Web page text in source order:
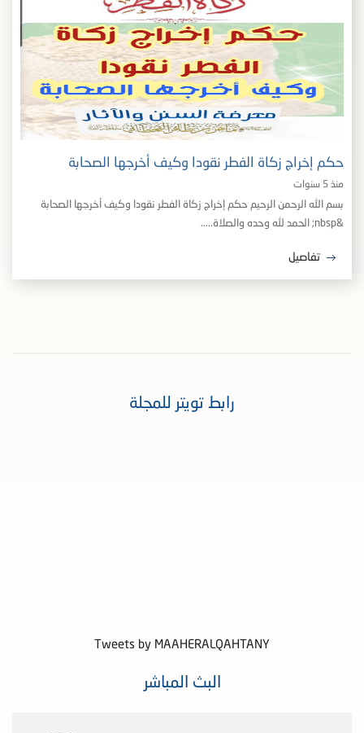
حكم إخراج زكاة الفطر نقودا وكيف أخرجها الصحابة
منذ 5 سنوات
بسم الله الرحمن الرحيم حكم إخراج زكاة الفطر نقودا وكيف أخرجها الصحابة
&nbsp; الحمد لله وحده والصلاة.....
تفاصيل
رابط تويتر للمجلة
Tweets by MAAHERALQAHTANY
البث المباشر